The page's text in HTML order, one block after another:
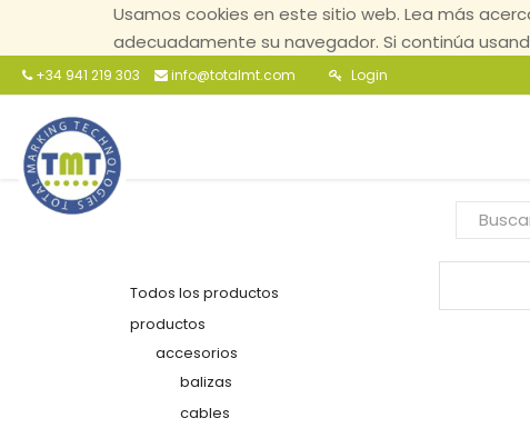
Usamos cookies en este sitio web. Lea más
adecuadamente su navegador. Si continúa
+34 941 219 303 info@totalmt.com Login
Todos los productos
productos
accesorios
balizas
cables